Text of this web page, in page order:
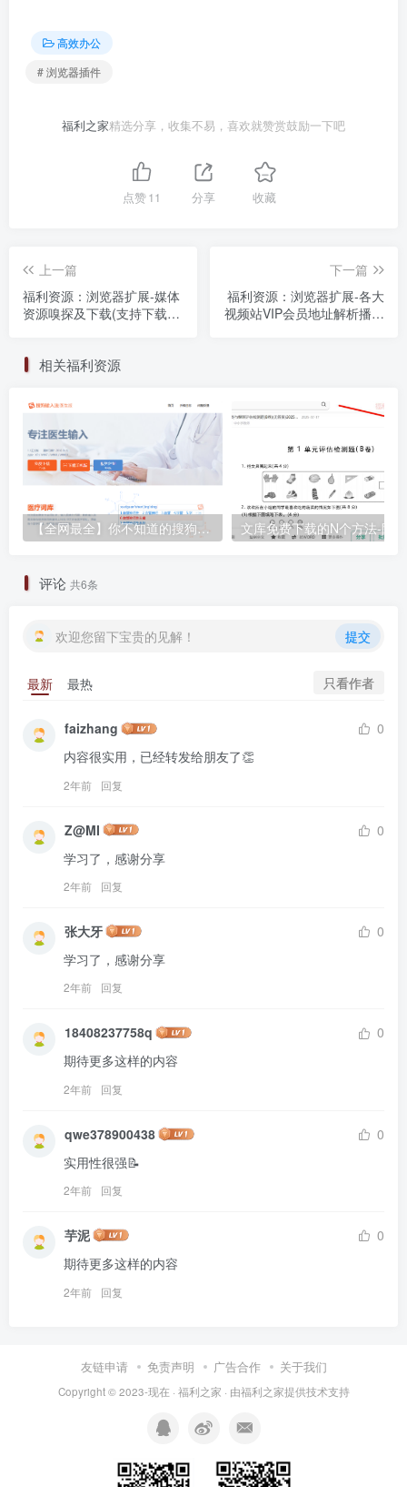
高效办公
# 浏览器插件
福利之家精选分享，收集不易，喜欢就赞赏鼓励一下吧
点赞11 分享 收藏
上一篇
福利资源：浏览器扩展-媒体
资源嗅探及下载(支持下载
下一篇
福利资源：浏览器扩展-各大
视频站VIP会员地址解析播放
相关福利资源
【全网最全】你不知道的搜狗输入法，各种神仙版本合集
评论 共6条
欢迎您留下宝贵的见解！ 提交
最新 最热 只看作者
faizhang
0
内容很实用，已经转发给朋友了👏
2年前 回复
Z@MI
0
学习了，感谢分享
2年前 回复
张大牙
0
学习了，感谢分享
2年前 回复
18408237758q
0
期待更多这样的内容
2年前 回复
qwe378900438
0
实用性很强📝
2年前 回复
芋泥
0
期待更多这样的内容
2年前 回复
友链申请 免责声明 广告合作 关于我们
Copyright © 2023-现在 · 福利之家 · 由福利之家提供技术支持